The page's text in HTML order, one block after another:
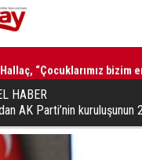
“Çocuklarımız bizim
HABER
AK Parti’nin kuruluşunun